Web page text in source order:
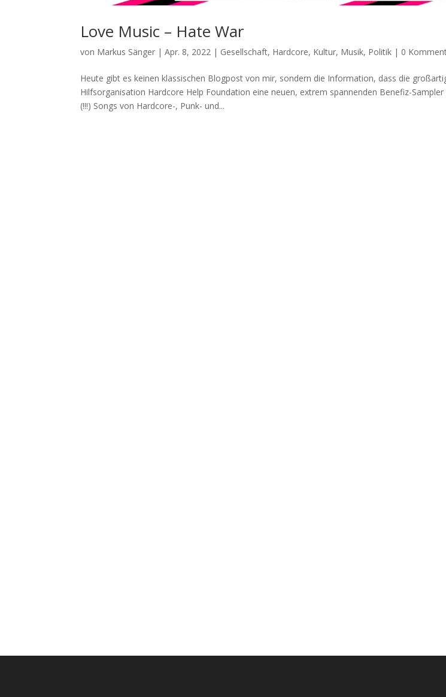
Love Music – Hate War
von Markus Sänger |Apr. 8, 2022 | Gesellschaft, Hardcore, Kultur, Musik, Politik | 0
Heute gibt es keinen klassischen Blogpost von mir, sondern die Information, dass die
Hilfsorganisation Hardcore Help Foundation eine neuen, extrem spannenden Benefiz-
(!!!) Songs von Hardcore-, Punk- und...